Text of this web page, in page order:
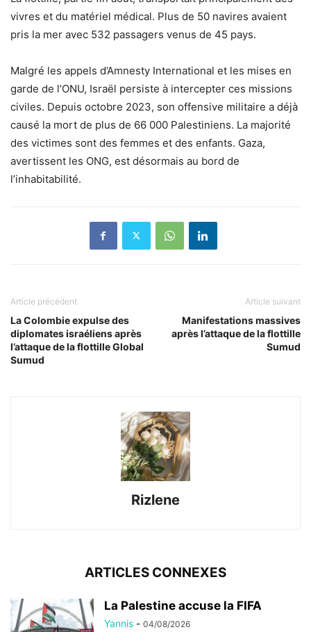
vivres et du matériel médical. Plus de 50 navires avaient
pris la mer avec 532 passagers venus de 45 pays.
Malgré les appels d’Amnesty International et les mises en
garde de l’ONU, Israël persiste à intercepter ces missions
civiles. Depuis octobre 2023, son offensive militaire a déjà
causé la mort de plus de 66 000 Palestiniens. La majorité
des victimes sont des femmes et des enfants. Gaza,
avertissent les ONG, est désormais au bord de
l’inhabitabilité.
Article précédent
La Colombie expulse des
diplomates israéliens après
l’attaque de la flottille Global
Sumud
Article suivant
Manifestations massives
après l’attaque de la flottille
Sumud
Rizlene
ARTICLES CONNEXES
La Palestine accuse la FIFA
Yannis - 04/08/2026